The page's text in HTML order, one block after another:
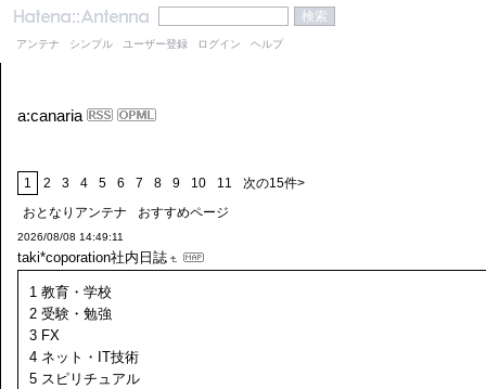
アンテナ シンプル ユーザー登録 ログイン ヘルプ
a:canaria
1 2 3 4 5 6 7 8 9 10 11
次の15件>
おとなりアンテナ
おすすめページ
2026/08/08 14:49:11
taki*coporation社内日誌
1 教育・学校
2 受験・勉強
3 FX
4 ネット・IT技術
5 スピリチュアル